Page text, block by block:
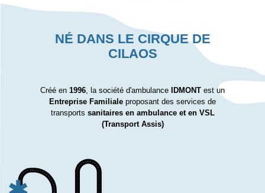
NÉ DANS LE CIRQUE DE
CILAOS
Créé en 1996, la société d'ambulance IDMONT est un
Entreprise Familiale proposant des services de
transports sanitaires en ambulance et en VSL
(Transport Assis)